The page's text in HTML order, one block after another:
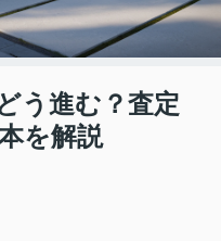
う進む？査定
を解説